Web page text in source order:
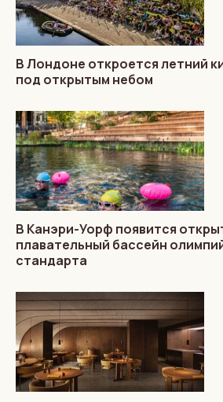
В Лондоне откроется летний
под открытым небом
В Канэри-Уорф появится
плавательный бассейн
стандарта